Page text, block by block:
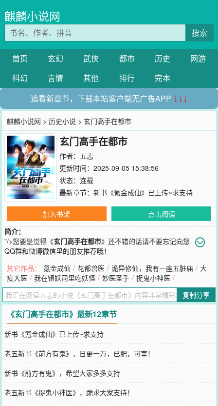
麒麟小说网
搜索
首页 玄幻 武侠 都市 历史
网游
科幻
言情 其他 排行
完本
追看新章节，下载本站客户端无广告APP ↓↓↓
麒麟小说网 > 历史小说 > 玄门高手在都市
玄门高手在都市
作者： 五志
更新时间：2025-09-05 15:38:56
状态：连载
最新章节： 新书《氪金成仙》已上传~求支持
加入书架
点击阅读
简介：
"/>您要是觉得《玄门高手在都市》还不错的话请不要忘记向您
QQ群和微博微信里的朋友推荐哦！
其它作品：
氪金成仙 / 花都兽医 / 诡异修仙，我有一座五脏庙 / 大
疫大医 / 我在镇妖司里吃妖怪 / 妙医圣手 / 捉鬼小神医 /
复制分享
《玄门高手在都市》最新12章节
新书《氪金成仙》已上传~求支持
老五新书《前方有鬼》，日更一万，已肥，可宰！
新书《前方有鬼》，希望大家多多支持
老五新书《捉鬼小神医》，跪求大家支持！